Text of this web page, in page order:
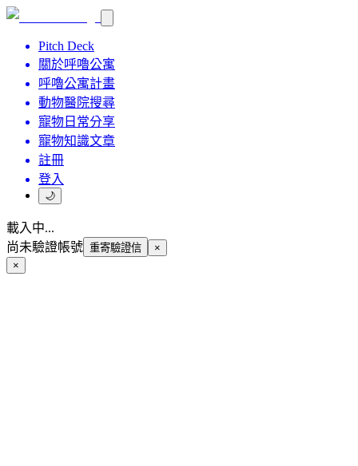
Pitch Deck
關於呼嚕公寓
呼嚕公寓計畫
動物醫院搜尋
寵物日常分享
寵物知識文章
註冊
登入
🌙
載入中...
尚未驗證帳號 重寄驗證信
×
×